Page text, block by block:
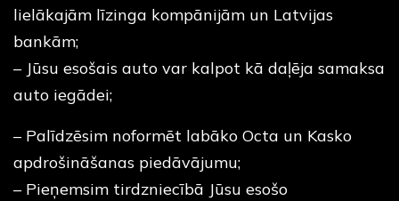
lielākajām līzinga kompānijām un Latvijas
bankām;
– Jūsu esošais auto var kalpot kā daļēja samaksa
auto iegādei;
– Palīdzēsim noformēt labāko Octa un Kasko
apdrošināšanas piedāvājumu;
– Pieņemsim tirdzniecībā Jūsu esošo